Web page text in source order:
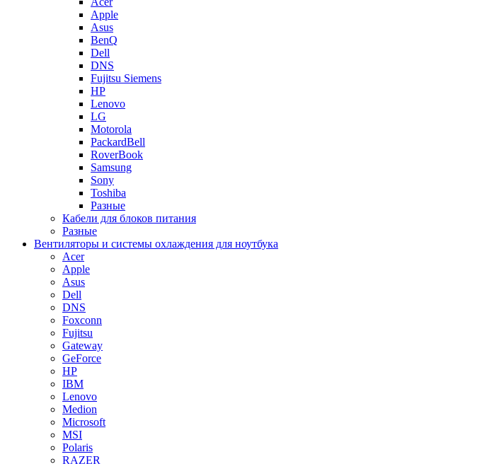
Apple
Asus
BenQ
Dell
DNS
Fujitsu Siemens
HP
Lenovo
LG
Motorola
PackardBell
RoverBook
Samsung
Sony
Toshiba
Разные
Кабели для блоков питания
Разные
Вентиляторы и системы охлаждения для ноутбука
Acer
Apple
Asus
Dell
DNS
Foxconn
Fujitsu
Gateway
GeForce
HP
IBM
Lenovo
Medion
Microsoft
MSI
Polaris
RAZER